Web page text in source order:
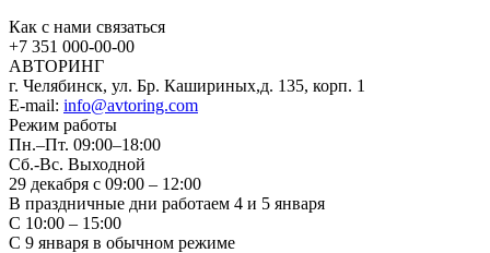
Как с нами связаться
+7 351 000-00-00
АВТОРИНГ
г. Челябинск, ул. Бр. Кашириных,д. 135, корп. 1
E-mail: info@avtoring.com
Режим работы
Пн.–Пт. 09:00–18:00
Сб.-Вс. Выходной
29 декабря с 09:00 – 12:00
В праздничные дни работаем 4 и 5 января
С 10:00 – 15:00
С 9 января в обычном режиме